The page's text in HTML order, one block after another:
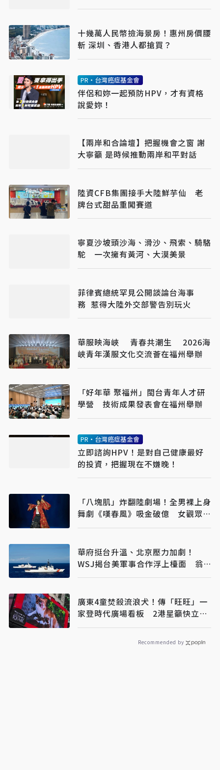
十幾萬人民幣撿海景房！惠州房價腰
斬 深圳、香港人都搶買？
PR・台灣癌症基金會
伴侶和妳一起預防HPV，才有資格
說愛妳！
【兩岸和合論壇】把握機會之窗 謝
大寧籲 是時候推動兩岸和平對話
陸資CFB集團接手大陸鮮芋仙 老
牌台式甜品重闖賽道
寧夏沙坡頭沙海、滑沙、飛索、騎駱
駝 一次擁有黃河、大漠美景
菲律賓總統罕見公開談論台海事
務 惹得大陸外交部警告別玩火
華服映海峽 青春共潮生 2026海
峽青年漢服文化交流薈在福州舉辦
「好年華 聚福州」閩台青年人才研
學營 技術成果發表會在福州舉辦
PR・台灣癌症基金會
立即諮詢HPV！是對自己健康最好
的投資，把握現在不嫌晚！
「八塊肌」炸翻陸劇場！全男裸上身
舞劇《嘆春風》吸金破億 女觀眾狂
喊：終於懂武則天
華府挺台升溫、北京壓力加劇！
WSJ揭台美軍事合作浮上檯面 翁
履中：台灣更要算清安全成本
廣東4童焚殺流浪犬！傳「旺旺」一
家登時代廣場看板 2港星籲快立動
保法
Recommended by